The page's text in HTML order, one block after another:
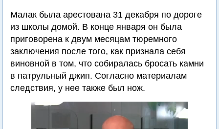
Малак была арестована 31 декабря по дороге
из школы домой. В конце января он была
приговорена к двум месяцам тюремного
заключения после того, как признала себя
виновной в том, что собиралась бросать камни
в патрульный джип. Согласно материалам
следствия, у нее также был нож.